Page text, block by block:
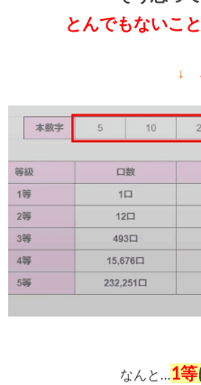
とんでもないこと
↓
なんと…1等